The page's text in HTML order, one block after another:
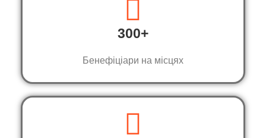
300+
Бенефіціари на місцях